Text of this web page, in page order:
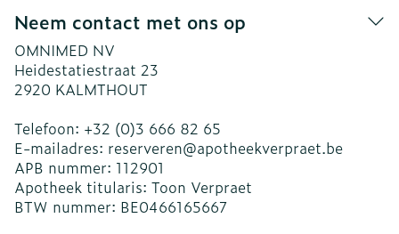
Neem contact met ons op
OMNIMED NV
Heidestatiestraat 23
2920 KALMTHOUT
Telefoon: +32 (0)3 666 82 65
E-mailadres: reserveren@apotheekverpraet.be
APB nummer: 112901
Apotheek titularis: Toon Verpraet
BTW nummer: BE0466165667